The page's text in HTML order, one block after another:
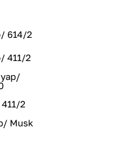
614/2
411/2
2
Musk